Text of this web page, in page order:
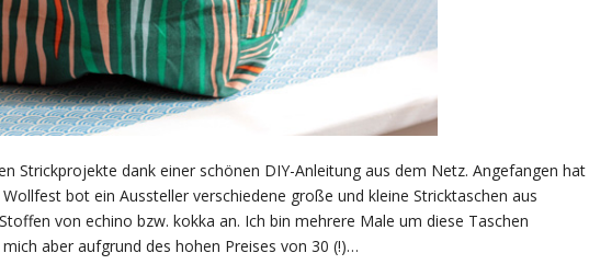
Strickprojekte dank einer schönen DIY-Anleitung aus dem Netz. Angefangen hat
bot ein Aussteller verschiedene große und kleine Stricktaschen aus
von echino bzw. kokka an. Ich bin mehrere Male um diese Taschen
aber aufgrund des hohen Preises von 30 (!)…